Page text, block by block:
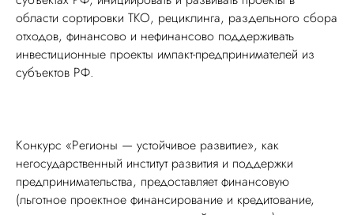
области сортировки ТКО, рециклинга, раздельного сбора
отходов, финансово и нефинансово поддерживать
инвестиционные проекты импакт-предпринимателей из
субъектов РФ.
Конкурс «Регионы — устойчивое развитие», как
негосударственный институт развития и поддержки
предпринимательства, предоставляет финансовую
(льготное проектное финансирование и кредитование,